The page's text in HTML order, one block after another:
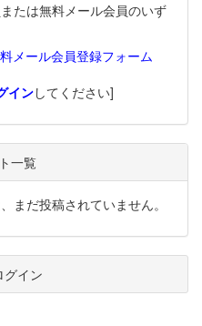
たは無料メール会員のいず
メール会員登録フォーム
インしてください]
一覧
まだ投稿されていません。
グイン